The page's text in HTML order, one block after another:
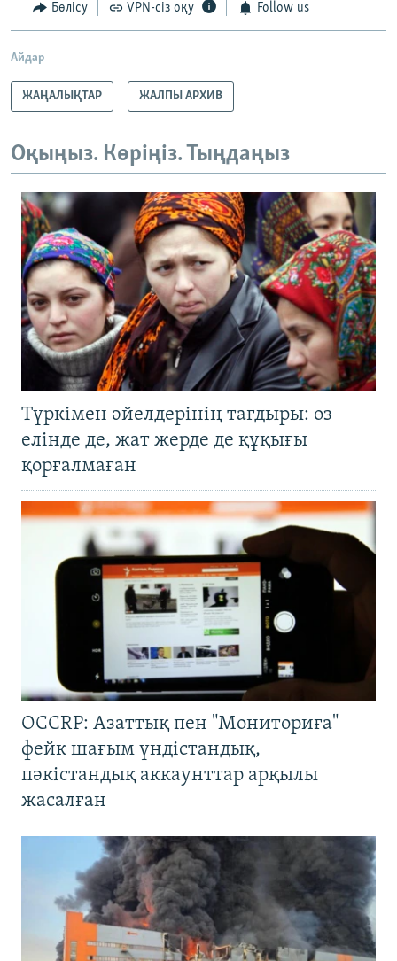
Бөлісу VPN-сіз оқу Follow us
Айдар
ЖАҢАЛЫҚТАР ЖАЛПЫ АРХИВ
Оқыңыз. Көріңіз. Тыңдаңыз
Түркімен әйелдерінің тағдыры: өз
елінде де, жат жерде де құқығы
қорғалмаған
OCCRP: Азаттық пен "Мониториға"
фейк шағым үндістандық,
пәкістандық аккаунттар арқылы
жасалған